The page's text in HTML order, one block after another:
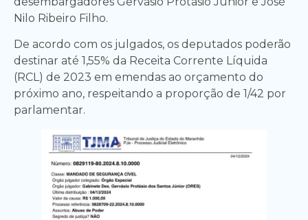
Nilo Ribeiro Filho.
De acordo com os julgados, os deputados poderão
destinar até 1,55% da Receita Corrente Líquida
(RCL) de 2023 em emendas ao orçamento do
próximo ano, respeitando a proporção de 1/42 por
parlamentar.